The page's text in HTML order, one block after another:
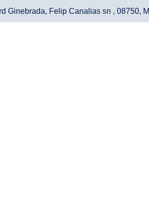
Ginebrada, Felip Canalias sn , 08750,